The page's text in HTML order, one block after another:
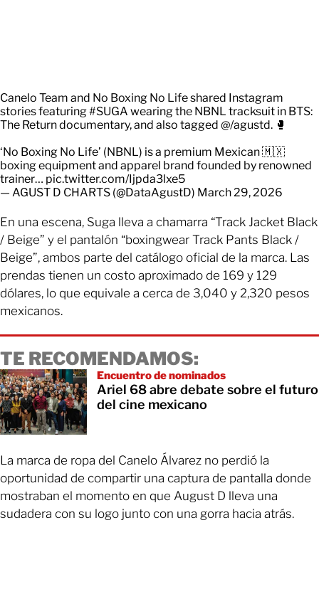
Canelo Team and No Boxing No Life shared Instagram
stories featuring#SUGA wearing the NBNL tracksuit in BTS:
The Return documentary, and also tagged @/agustd. 🥊
‘No Boxing No Life’ (NBNL) is a premium Mexican 🇲🇽
boxing equipment and apparel brand founded by renowned
trainer… pic.twitter.com/Ijpda3lxe5
— AGUST D CHARTS (@DataAgustD) March 29, 2026
En una escena, Suga lleva a chamarra “Track Jacket Black
/ Beige” y el pantalón “boxingwear Track Pants Black /
Beige”, ambos parte del catálogo oficial de la marca. Las
prendas tienen un costo aproximado de 169 y 129
dólares, lo que equivale a cerca de 3,040 y 2,320 pesos
mexicanos.
TE RECOMENDAMOS:
Encuentro de nominados
Ariel 68 abre debate sobre el futuro
del cine mexicano
La marca de ropa del Canelo Álvarez no perdió la
oportunidad de compartir una captura de pantalla donde
mostraban el momento en que August D lleva una
sudadera con su logo junto con una gorra hacia atrás.